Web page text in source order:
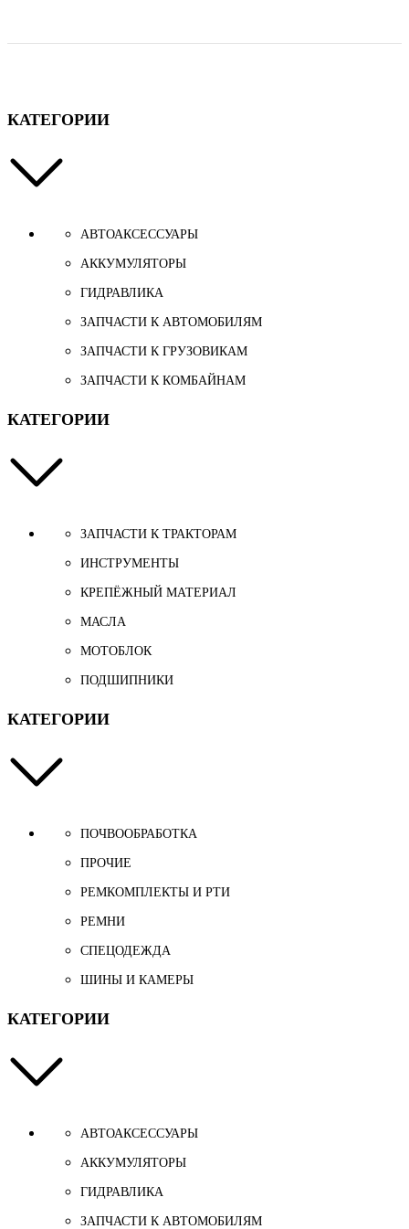
КАТЕГОРИИ
АВТОАКСЕССУАРЫ
АККУМУЛЯТОРЫ
ГИДРАВЛИКА
ЗАПЧАСТИ К АВТОМОБИЛЯМ
ЗАПЧАСТИ К ГРУЗОВИКАМ
ЗАПЧАСТИ К КОМБАЙНАМ
КАТЕГОРИИ
ЗАПЧАСТИ К ТРАКТОРАМ
ИНСТРУМЕНТЫ
КРЕПЁЖНЫЙ МАТЕРИАЛ
МАСЛА
МОТОБЛОК
ПОДШИПНИКИ
КАТЕГОРИИ
ПОЧВООБРАБОТКА
ПРОЧИЕ
РЕМКОМПЛЕКТЫ И РТИ
РЕМНИ
СПЕЦОДЕЖДА
ШИНЫ И КАМЕРЫ
КАТЕГОРИИ
АВТОАКСЕССУАРЫ
АККУМУЛЯТОРЫ
ГИДРАВЛИКА
ЗАПЧАСТИ К АВТОМОБИЛЯМ